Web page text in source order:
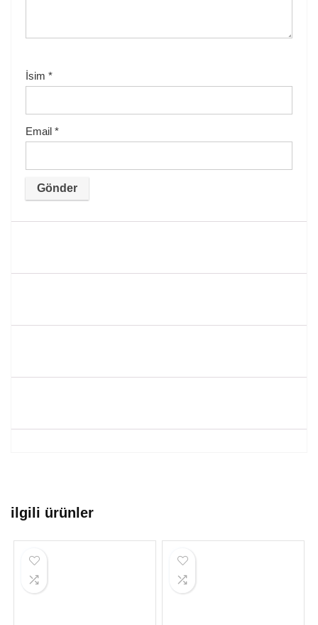
İsim *
Email *
ilgili ürünler